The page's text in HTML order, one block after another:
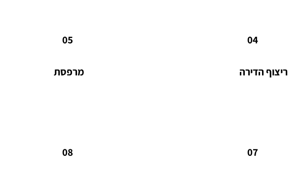
04
ריצוף הדירה
05
מרפסת
07
08